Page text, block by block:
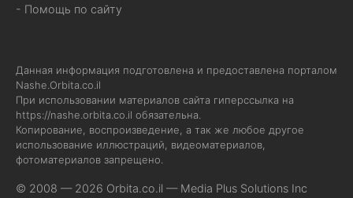
- Помощь по сайту
Данная информация подготовлена и предоставлена порталом
Nashe.Orbita.co.il
При использовании материалов сайта гиперссылка на
https://nashe.orbita.co.il обязательна.
Копирование, воспроизведение, а так же любое другое
использование иллюстраций, видеоматериалов,
фотоматериалов запрещено.
© 2008 — 2026 Orbita.co.il — Media Plus Solutions Inc